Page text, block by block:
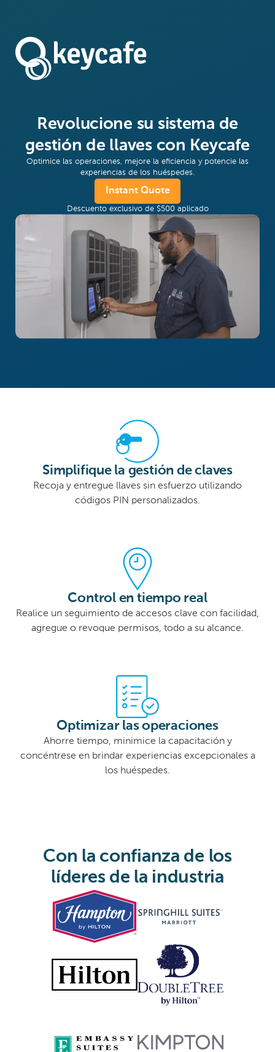
Revolucione su sistema de
gestión de llaves con Keycafe
Optimice las operaciones, mejore la eficiencia y potencie las
experiencias de los huéspedes.
Instant Quote
Descuento exclusivo de $500 aplicado
Simplifique la gestión de claves
Recoja y entregue llaves sin esfuerzo utilizando
códigos PIN personalizados.
Control en tiempo real
Realice un seguimiento de accesos clave con facilidad,
agregue o revoque permisos, todo a su alcance.
Optimizar las operaciones
Ahorre tiempo, minimice la capacitación y
concéntrese en brindar experiencias excepcionales a
los huéspedes.
Con la confianza de los
líderes de la industria